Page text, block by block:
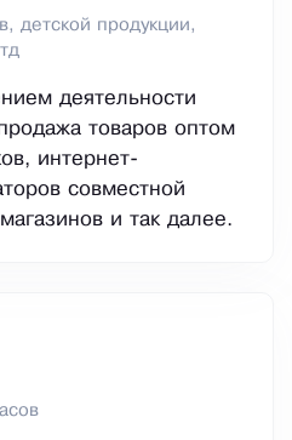
детской продукции,
деятельности
товаров оптом
интернет-
совместной
и так далее.